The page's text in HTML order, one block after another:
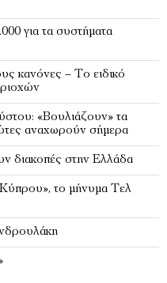
για τα συστήματα
κανόνες – Το ειδικό
«Βουλιάζουν» τα
αναχωρούν σήμερα
διακοπές στην Ελλάδα
Κύπρου», το μήνυμα Τελ